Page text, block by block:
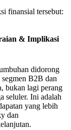
finansial tersebut:
& Implikasi
didorong
segmen B2B dan
bukan lagi perang
seluler. Ini adalah
yang lebih
dan